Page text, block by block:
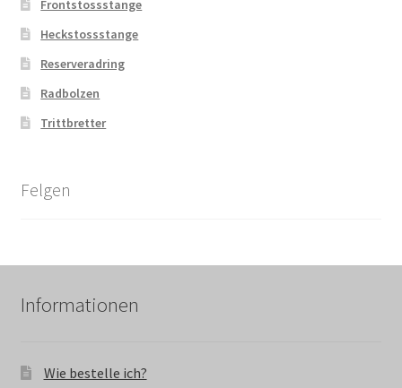
Frontstossstange
Heckstossstange
Reserveradring
Radbolzen
Trittbretter
Felgen
Informationen
Wie bestelle ich?